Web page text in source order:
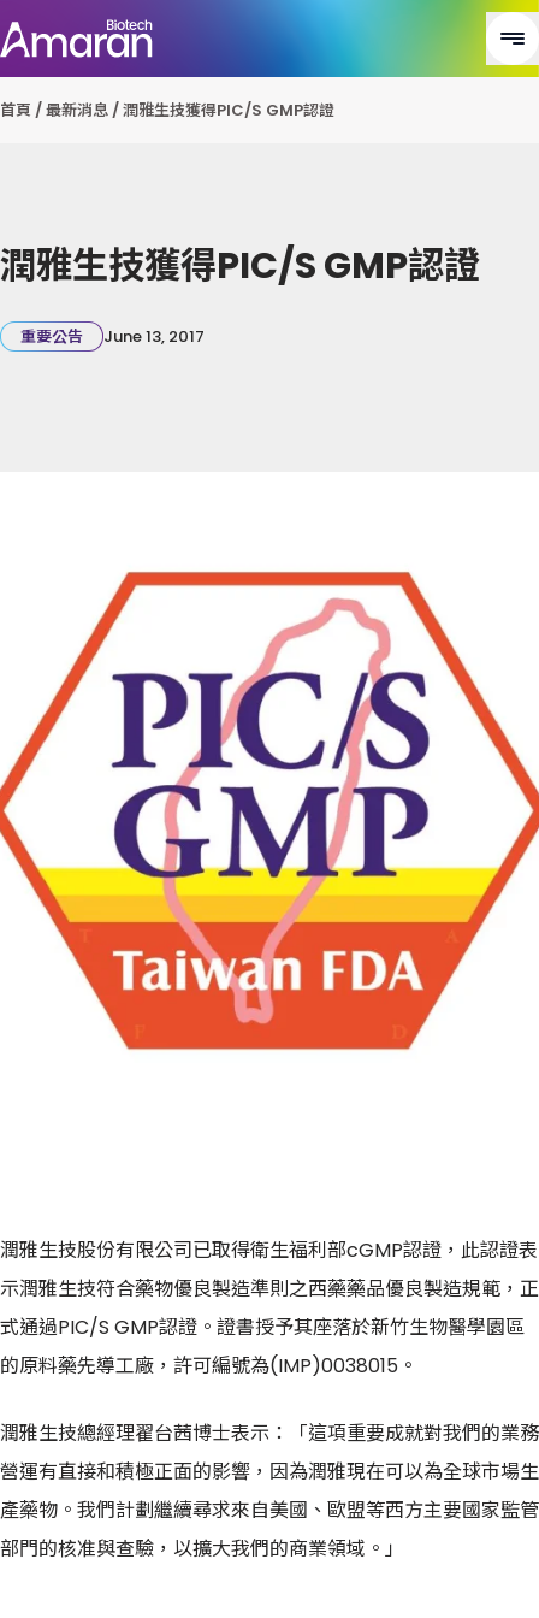
首頁 /最新消息/潤雅生技獲得PIC/S GMP認證
潤雅生技獲得PIC/S GMP認證
重要公告 June 13, 2017
潤雅生技股份有限公司已取得衛生福利部cGMP認證，此認證表
示潤雅生技符合藥物優良製造準則之西藥藥品優良製造規範，正
式通過PIC/S GMP認證。證書授予其座落於新竹生物醫學園區
的原料藥先導工廠，許可編號為(IMP)0038015。
潤雅生技總經理翟台茜博士表示：「這項重要成就對我們的業務
營運有直接和積極正面的影響，因為潤雅現在可以為全球市場生
產藥物。我們計劃繼續尋求來自美國、歐盟等西方主要國家監管
部門的核准與查驗，以擴大我們的商業領域。」